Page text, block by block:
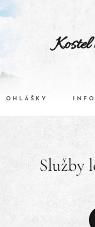
OHLÁŠKY
Služby